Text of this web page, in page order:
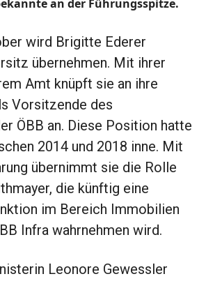
an der Führungsspitze.
wird Brigitte Ederer
übernehmen. Mit ihrer
Amt knüpft sie an ihre
Vorsitzende des
ÖBB an. Diese Position hatte
2014 und 2018 inne. Mit
übernimmt sie die Rolle
die künftig eine
im Bereich Immobilien
Infra wahrnehmen wird.
Leonore Gewessler